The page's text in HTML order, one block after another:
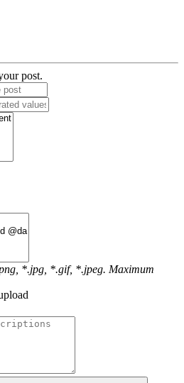
post.
*.jpg, *.gif, *.jpeg. Maximum